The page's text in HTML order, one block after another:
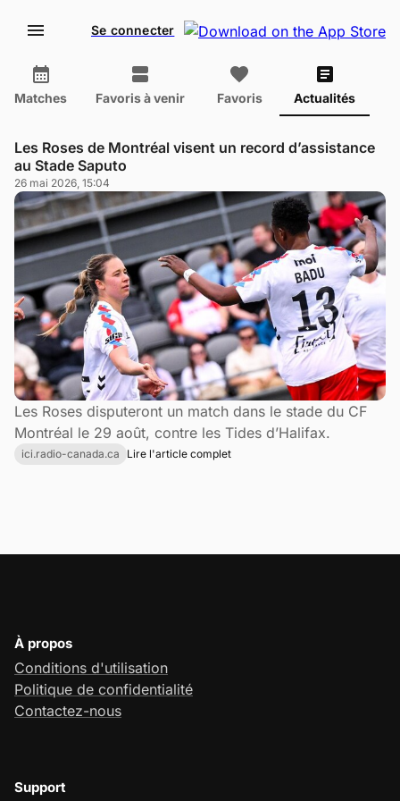
Se connecter
Matches Favoris à venir Favoris Actualités
Les Roses de Montréal visent un record d’assistance
au Stade Saputo
26 mai 2026, 15:04
Les Roses disputeront un match dans le stade du CF
Montréal le 29 août, contre les Tides d’Halifax.
ici.radio-canada.ca Lire l'article complet
À propos
Conditions d'utilisation
Politique de confidentialité
Contactez-nous
Support